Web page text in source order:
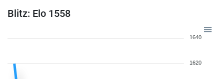
Blitz: Elo 1558
1640
1620